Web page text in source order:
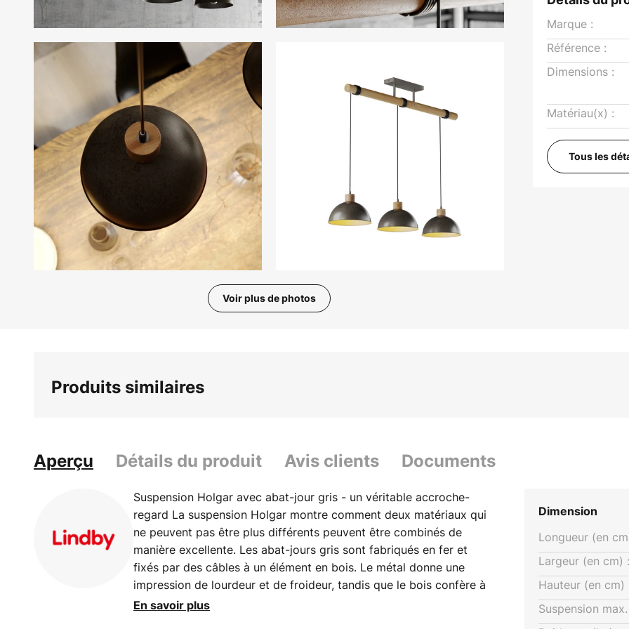
Voir plus de photos
Marque :
Référence :
Dimensions :
Matériau(x) :
Tous les
Produits similaires
Aperçu Détails du produit Avis clients Documents
Suspension Holgar avec abat-jour gris - un véritable accroche-
regard La suspension Holgar montre comment deux matériaux qui
ne peuvent pas être plus différents peuvent être combinés de
manière excellente. Les abat-jours gris sont fabriqués en fer et
fixés par des câbles à un élément en bois. Le métal donne une
impression de lourdeur et de froideur, tandis que le bois confère à
la lampe un petit côté naturel. Comme ce ne sont pas seulement
En savoir plus
Dimension
Longueur (en
Largeur (en cm) :
Hauteur (en cm)
Suspension